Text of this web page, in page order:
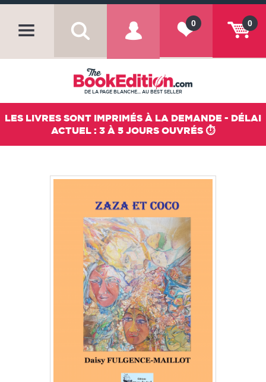
0
0
DE LA PAGE BLANCHE... AU BEST SELLER
LES LIVRES SONT IMPRIMÉS À LA DEMANDE - DÉLAI
ACTUEL : 3 À 5 JOURS OUVRÉS ⏱️